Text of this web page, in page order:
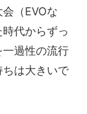
（EVOな
代からずっ
過性の流行
ちは大きいで